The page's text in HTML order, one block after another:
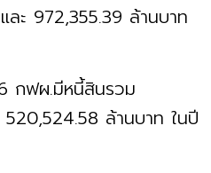
ะ 972,355.39 ล้านบาท
กฟผ.มีหนี้สินรวม
520,524.58 ล้านบาท ในปี